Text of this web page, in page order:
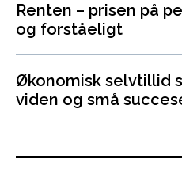
Renten – prisen på
og forståeligt
Økonomisk selvtillid
viden og små